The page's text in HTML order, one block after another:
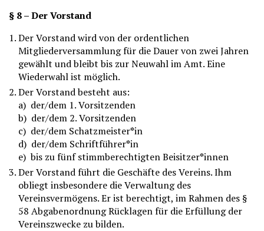
§ 8 – Der Vorstand
Der Vorstand wird von der ordentlichen
Mitgliederversammlung für die Dauer von zwei Jahren
gewählt und bleibt bis zur Neuwahl im Amt. Eine
Wiederwahl ist möglich.
Der Vorstand besteht aus:
a) der/dem 1. Vorsitzenden
b) der/dem 2. Vorsitzenden
c) der/dem Schatzmeister*in
d) der/dem Schriftführer*in
e) bis zu fünf stimmberechtigten Beisitzer*innen
Der Vorstand führt die Geschäfte des Vereins. Ihm
obliegt insbesondere die Verwaltung des
Vereinsvermögens. Er ist berechtigt, im Rahmen des §
58 Abgabenordnung Rücklagen für die Erfüllung der
Vereinszwecke zu bilden.